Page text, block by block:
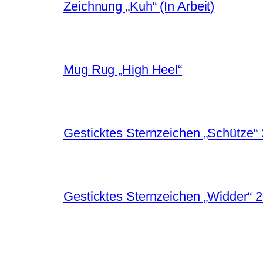
Zeichnung „Kuh“ (In Arbeit)
Mug Rug „High Heel“
Gesticktes Sternzeichen „Schütze“
Gesticktes Sternzeichen „Widder“